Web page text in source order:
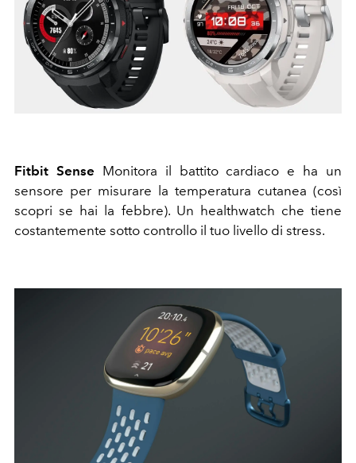
Fitbit Sense Monitora il battito cardiaco e ha un
sensore per misurare la temperatura cutanea (così
scopri se hai la febbre). Un healthwatch che tiene
costantemente sotto controllo il tuo livello di stress.